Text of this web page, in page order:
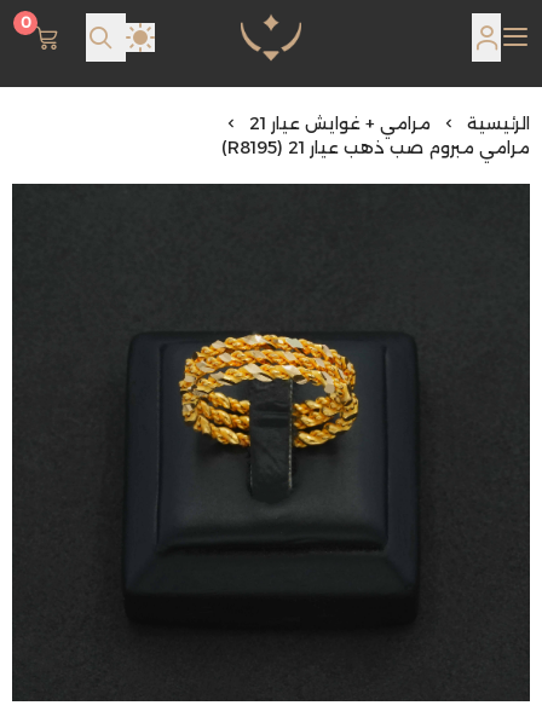
مجوهرات لمعة اللؤلؤة
0
الرئيسية
مرامي + غوايش عيار 21
مرامي مبروم صب ذهب عيار 21 (R8195)